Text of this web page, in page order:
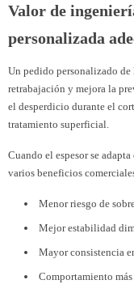
Valor de
personalizada
Un pedido personalizado
retrabajación y mejora la
el desperdicio durante el
tratamiento superficial.
Cuando el espesor se
varios beneficios
Menor riesgo de
Mejor estabilidad
Mayor consistencia
Comportamiento